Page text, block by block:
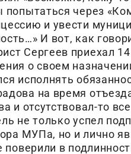
через
и увести
И вот, как
Сергеев приехал
о своем
исполнять
на время
и отсутствовал-то
не только успел
МУПа, но и лично
в